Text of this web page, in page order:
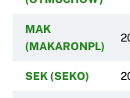
MAK
(MAKARONPL)
SEK (SEKO)